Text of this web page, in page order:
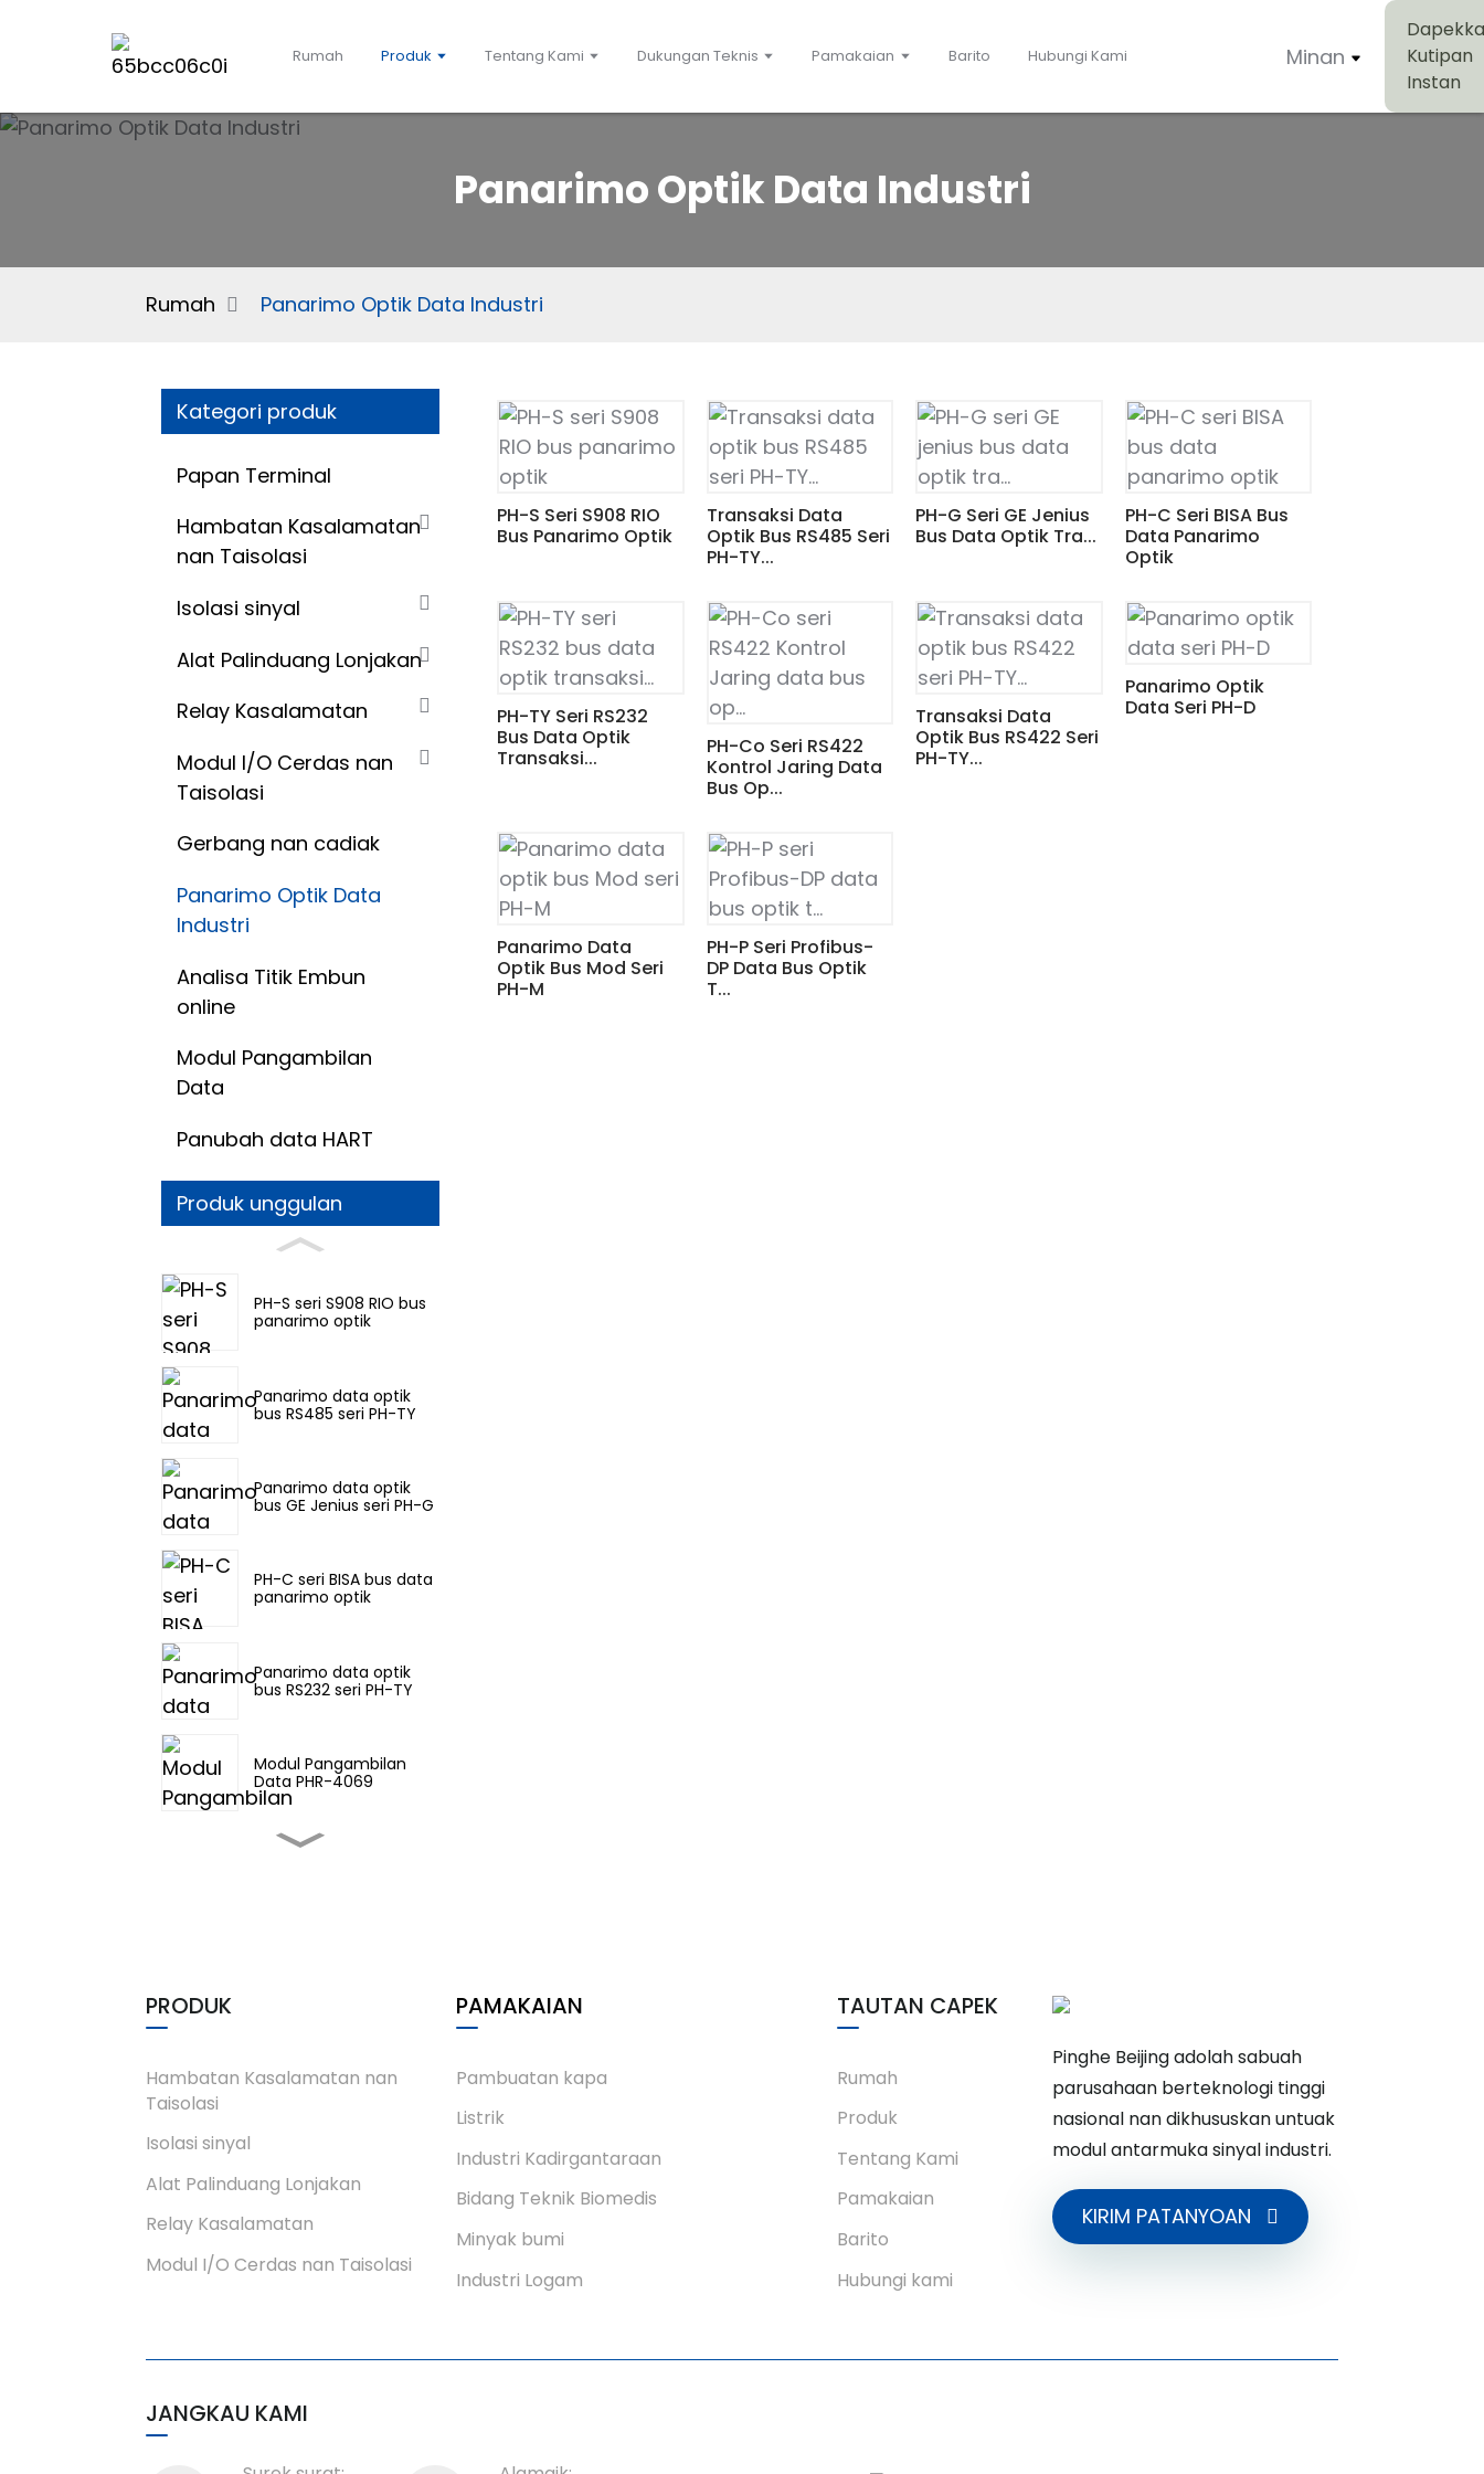
Rumah Produk Tentang Kami Dukungan Teknis Pamakaian Barito Hubungi Kami Minan
Kutipan
Instan
Panarimo Optik Data Industri
Rumah Panarimo Optik Data Industri
Kategori produk
Papan Terminal
Hambatan Kasalamatan
nan Taisolasi
Isolasi sinyal
Alat Palinduang Lonjakan
Relay Kasalamatan
Modul I/O Cerdas nan
Taisolasi
Gerbang nan cadiak
Panarimo Optik Data
Industri
Analisa Titik Embun
online
Modul Pangambilan
Data
Panubah data HART
Produk unggulan
PH-S seri S908 RIO bus
panarimo optik
Panarimo data optik
bus RS485 seri PH-TY
Panarimo data optik
bus GE Jenius seri PH-G
PH-C seri BISA bus data
panarimo optik
Panarimo data optik
bus RS232 seri PH-TY
Modul Pangambilan
Data PHR-4069
PH-Co seri RS422
Batin
PH-S Seri S908 RIO
Bus Panarimo Optik
Transaksi Data
Optik Bus RS485 Seri
PH-TY...
PH-G Seri GE Jenius
Bus Data Optik Tra...
PH-C Seri BISA Bus
Data Panarimo
Optik
PH-TY Seri RS232
Bus Data Optik
Transaksi...
PH-Co Seri RS422
Kontrol Jaring Data
Bus Op...
Transaksi Data
Optik Bus RS422 Seri
PH-TY...
Panarimo Optik
Data Seri PH-D
Panarimo Data
Optik Bus Mod Seri
PH-M
PH-P Seri Profibus-
DP Data Bus Optik
T...
PRODUK
Hambatan Kasalamatan nan
Taisolasi
Isolasi sinyal
Alat Palinduang Lonjakan
Relay Kasalamatan
Modul I/O Cerdas nan Taisolasi
PAMAKAIAN
Pambuatan kapa
Listrik
Industri Kadirgantaraan
Bidang Teknik Biomedis
Minyak bumi
Industri Logam
TAUTAN CAPEK
Rumah
Produk
Tentang Kami
Pamakaian
Barito
Hubungi kami
Pinghe Beijing adolah sabuah
parusahaan berteknologi tinggi
nasional nan dikhususkan untuak
modul antarmuka sinyal industri.
KIRIM PATANYOAN
JANGKAU KAMI